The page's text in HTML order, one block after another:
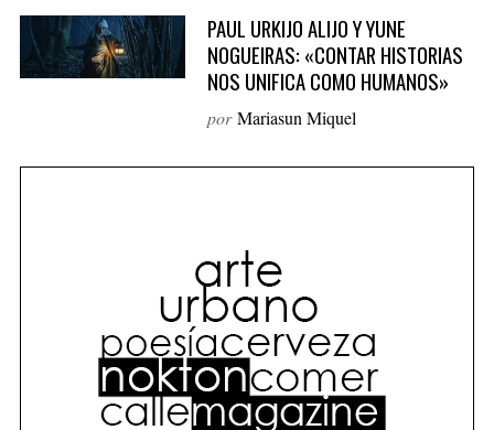
h
f
PAUL URKIJO ALIJO Y YUNE
NOGUEIRAS: «CONTAR HISTORIAS
NOS UNIFICA COMO HUMANOS»
por Mariasun Miquel